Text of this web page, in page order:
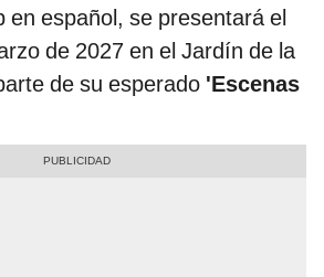
en español, se presentará el
de 2027 en el Jardín de la
de su esperado 'Escenas